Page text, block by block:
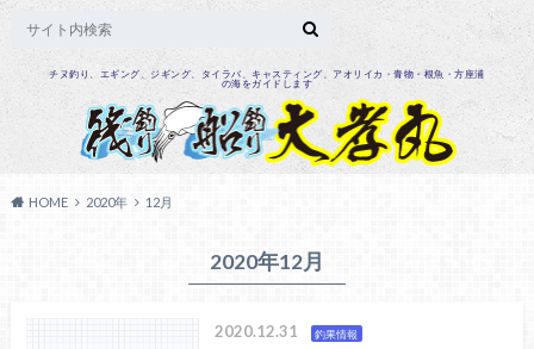
チヌ釣り、エギング、ジギング、タイラバ、キャスティング、アオリイカ・青物・根魚・方座浦
の海をガイドします
HOME 2020年 12月
2020年12月
2020.12.31 釣果情報